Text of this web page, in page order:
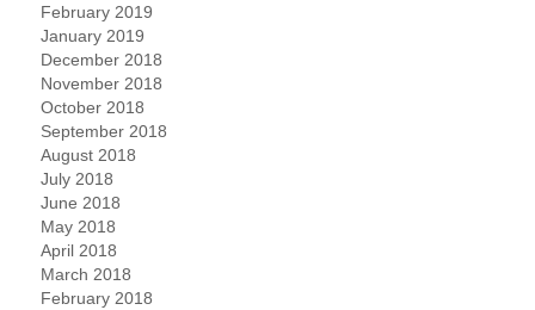
February 2019
January 2019
December 2018
November 2018
October 2018
September 2018
August 2018
July 2018
June 2018
May 2018
April 2018
March 2018
February 2018